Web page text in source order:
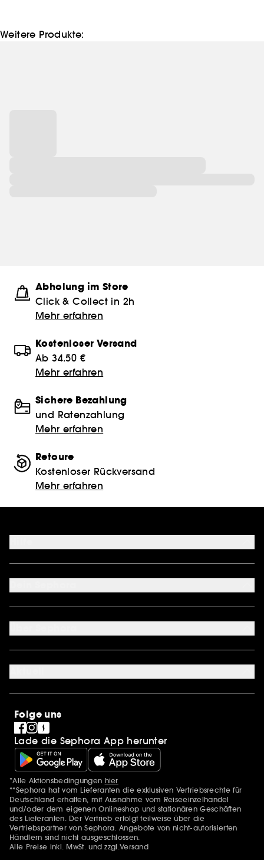
Weitere Produkte:
Abholung im Store
Click & Collect in 2h
Mehr erfahren
Kostenloser Versand
Ab 34.50 €
Mehr erfahren
Sichere Bezahlung
und Ratenzahlung
Mehr erfahren
Retoure
Kostenloser Rückversand
Mehr erfahren
FAQ
Kontakt
Mein Konto
Sephora Unlimited
Über uns
Karriere
SEPHORA Prize
Pride
Folge uns
Lade die Sephora App herunter
Zusätzlich Erwähnungen
*Alle Aktionsbedingungen hier
**Sephora hat vom Lieferanten die exklusiven Vertriebsrechte für
Deutschland erhalten, mit Ausnahme vom Reiseeinzelhandel
und/oder dem eigenen Onlineshop und stationären Geschäften
des Lieferanten. Der Vertrieb erfolgt teilweise über die
Vertriebspartner von Sephora. Angebote von nicht-autorisierten
Händlern sind nicht ausgeschlossen.
Alle Preise inkl. MwSt. und zzgl.Versand